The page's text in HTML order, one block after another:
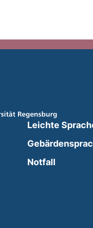
a new window)
Leichte
Notfall